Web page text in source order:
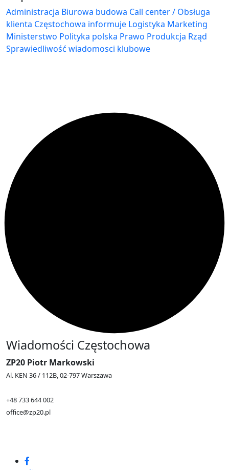
Administracja Biurowa budowa Call center / Obsługa
klienta Częstochowa informuje Logistyka Marketing
Ministerstwo Polityka polska Prawo Produkcja Rząd
Sprawiedliwość wiadomosci klubowe
Wiadomości Częstochowa
ZP20 Piotr Markowski
Al. KEN 36 / 112B, 02-797 Warszawa
+48 733 644 002
office@zp20.pl